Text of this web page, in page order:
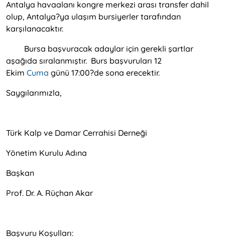
Antalya havaalanı kongre merkezi arası transfer dahil
olup, Antalya?ya ulaşım bursiyerler tarafından
karşılanacaktır.
Bursa başvuracak adaylar için gerekli şartlar
aşağıda sıralanmıştır. Burs başvuruları 12
Ekim Cuma günü 17:00?de sona erecektir.
Saygılarımızla,
Türk Kalp ve Damar Cerrahisi Derneği
Yönetim Kurulu Adına
Başkan
Prof. Dr. A. Rüçhan Akar
Başvuru Koşulları: